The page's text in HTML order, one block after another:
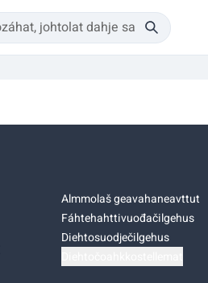
Almmolaš geavahaneavttut
Fáhtehahttivuođačilgehus
Diehtosuodječilgehus